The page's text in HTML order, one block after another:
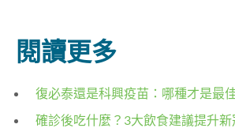
閱讀更多
復必泰還是科興疫苗：哪種才是最
確診後吃什麼？ 3大飲食建議提升